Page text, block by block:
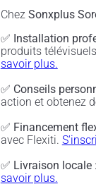
Chez Sonxplus
✅ Installation
produits
savoir plus.
✅ Conseils
action et obtenez
✅ Financement
avec Flexiti.
✅ Livraison locale
savoir plus.